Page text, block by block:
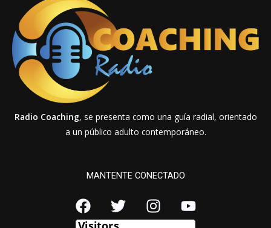
Radio Coaching, se presenta como una guía radial, orientado
a un público adulto contemporáneo.
MANTENTE CONECTADO